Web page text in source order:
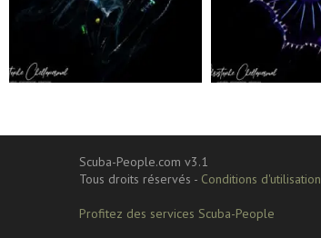
Sep 24
Scuba-People.com v3.1
Tous droits réservés - Conditions d'utilisation
Profitez des services Scuba-People